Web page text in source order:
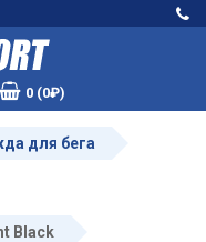
0 (0₽)
для бега
Black